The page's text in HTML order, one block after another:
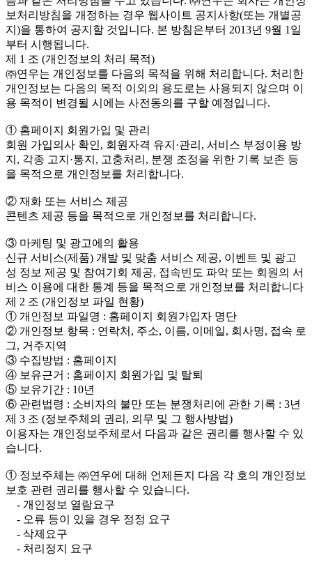
보처리방침을 개정하는 경우 웹사이트 공지사항(또는 개별공
지)을 통하여 공지할 것입니다. 본 방침은부터 2013년 9월 1일
부터 시행됩니다.
제 1 조 (개인정보의 처리 목적)
㈜연우는 개인정보를 다음의 목적을 위해 처리합니다. 처리한
개인정보는 다음의 목적 이외의 용도로는 사용되지 않으며 이
용 목적이 변경될 시에는 사전동의를 구할 예정입니다.
① 홈페이지 회원가입 및 관리
회원 가입의사 확인, 회원자격 유지·관리, 서비스 부정이용 방
지, 각종 고지·통지, 고충처리, 분쟁 조정을 위한 기록 보존 등
을 목적으로 개인정보를 처리합니다.
② 재화 또는 서비스 제공
콘텐츠 제공 등을 목적으로 개인정보를 처리합니다.
③ 마케팅 및 광고에의 활용
신규 서비스(제품) 개발 및 맞춤 서비스 제공, 이벤트 및 광고
성 정보 제공 및 참여기회 제공, 접속빈도 파악 또는 회원의 서
비스 이용에 대한 통계 등을 목적으로 개인정보를 처리합니다
제 2 조 (개인정보 파일 현황)
① 개인정보 파일명 : 홈페이지 회원가입자 명단
② 개인정보 항목 : 연락처, 주소, 이름, 이메일, 회사명, 접속 로
그, 거주지역
③ 수집방법 : 홈페이지
④ 보유근거 : 홈페이지 회원가입 및 탈퇴
⑤ 보유기간 : 10년
⑥ 관련법령 : 소비자의 불만 또는 분쟁처리에 관한 기록 : 3년
제 3 조 (정보주체의 권리, 의무 및 그 행사방법)
이용자는 개인정보주체로서 다음과 같은 권리를 행사할 수 있
습니다.
① 정보주체는 ㈜연우에 대해 언제든지 다음 각 호의 개인정보
보호 관련 권리를 행사할 수 있습니다.
- 개인정보 열람요구
- 오류 등이 있을 경우 정정 요구
- 삭제요구
- 처리정지 요구